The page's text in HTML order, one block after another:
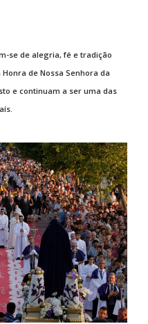
se de alegria, fé e tradição
de Nossa Senhora da
e continuam a ser uma das